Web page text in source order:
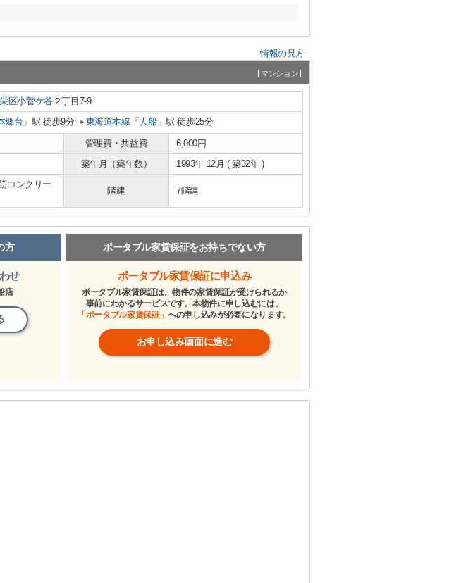
情報の見方
【マンション】
区小菅ケ谷２丁目7-9
郷台 」駅 徒歩9分 東海道本線 「 大船」駅 徒歩25分
管理費・共益費
6,000円
築年月（築年数） 1993年 12月 ( 築32年 )
コンクリー
階建 7階建
方
せ
店
ポータブル家賃保証をお持ちでない方
ポータブル家賃保証に申込み
ポータブル家賃保証は、物件の家賃保証が受けられるか
事前にわかるサービスです。本物件に申し込むには、
「ポータブル家賃保証」への申し込みが必要になります。
お申し込み画面に進む